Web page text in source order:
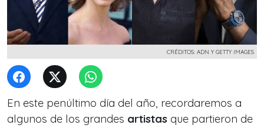
CRÉDITOS: ADN Y GETTY IMAGES
En este penúltimo día del año, recordaremos a
algunos de los grandes artistas que partieron de